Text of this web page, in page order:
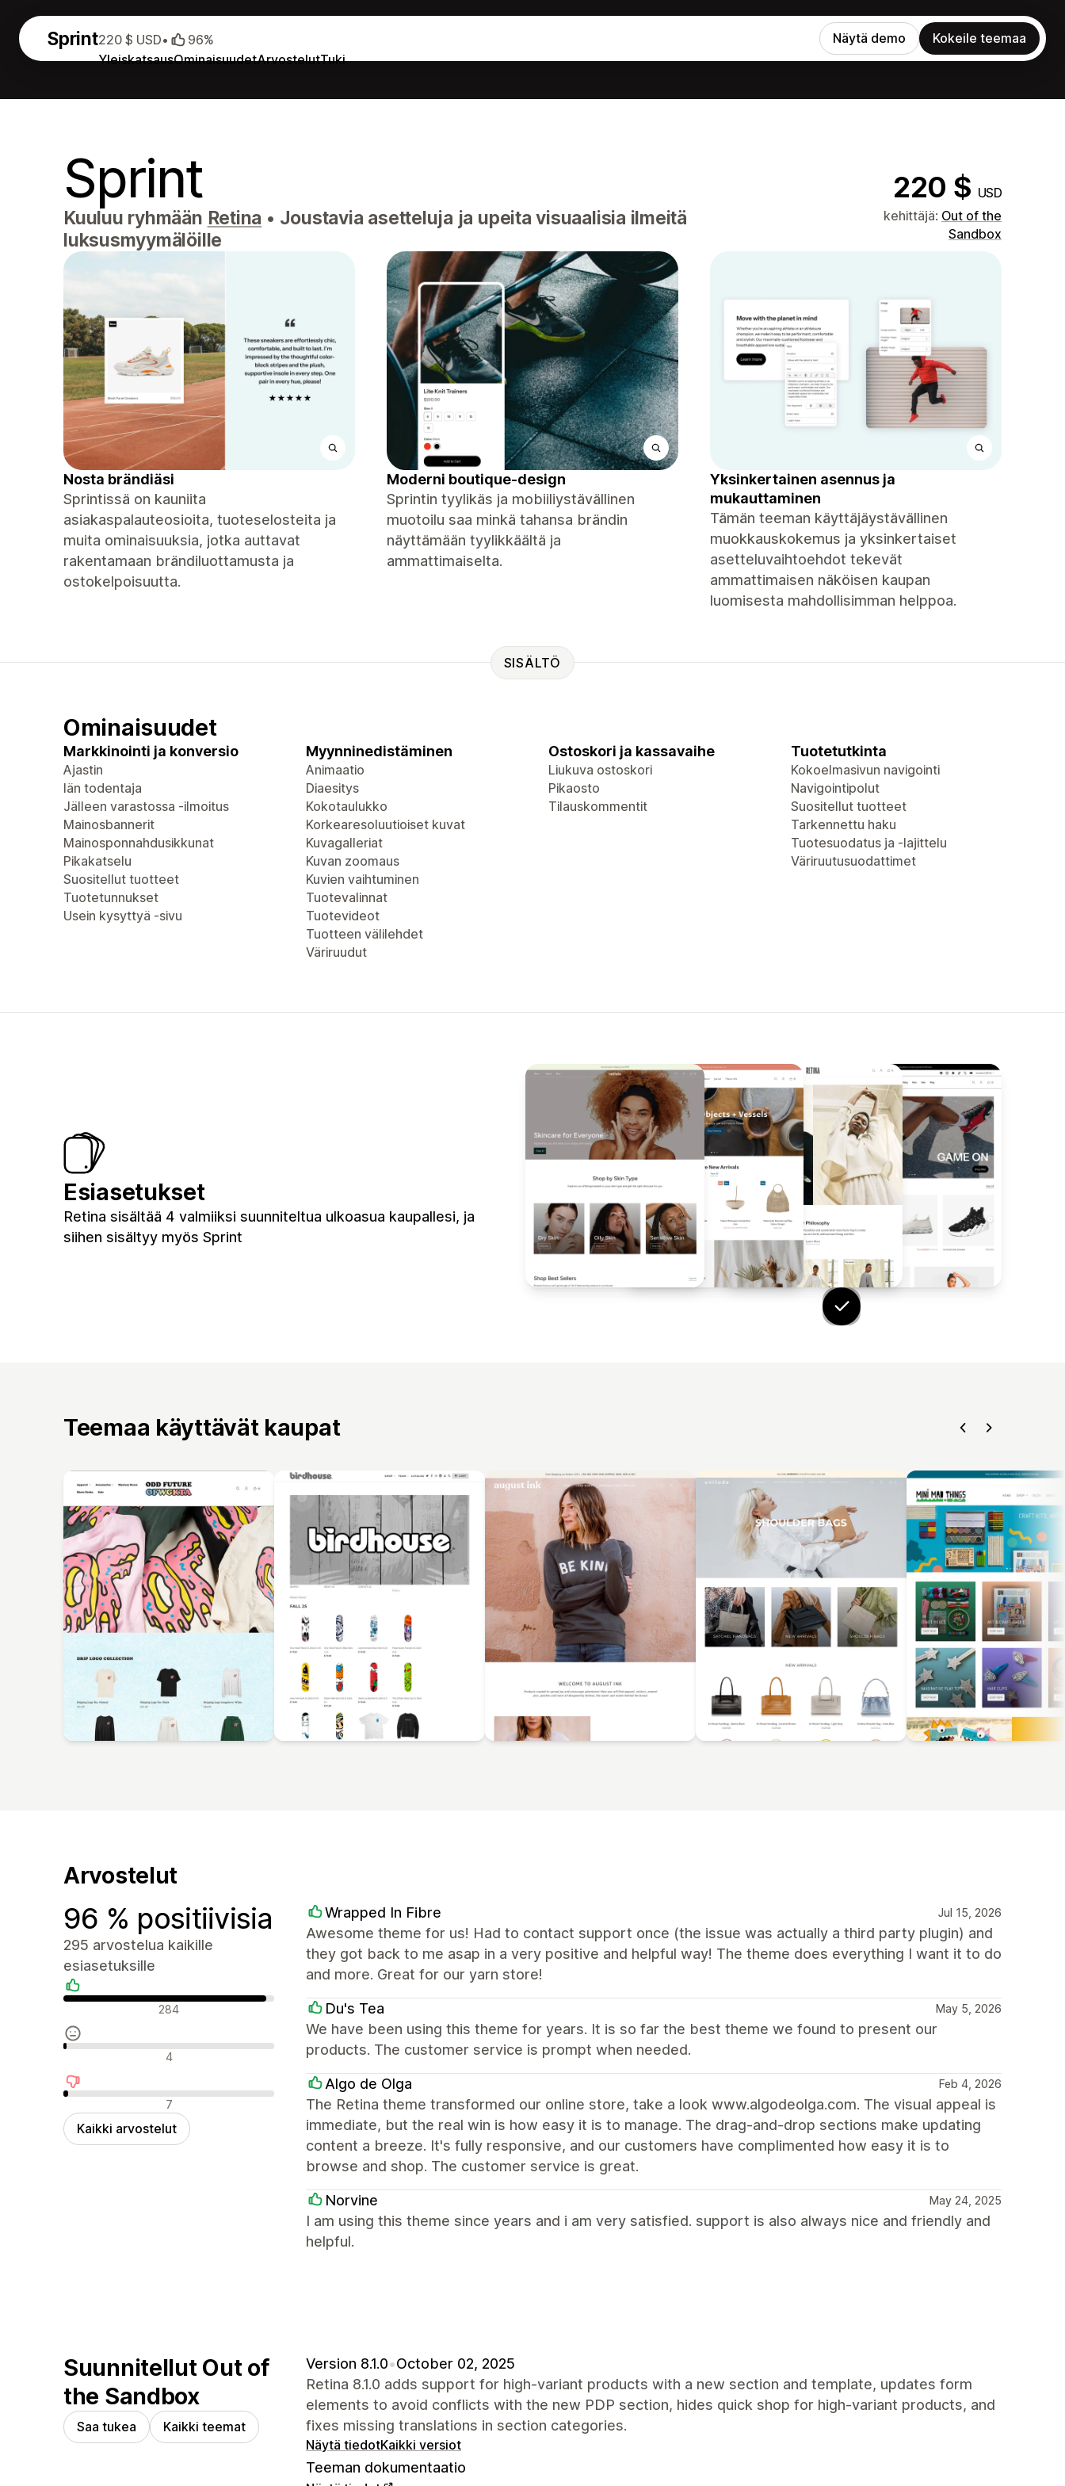
Sprint
YleiskatsausOminaisuudetArvostelutTuki
220 $ USD• 96% Näytä demo Kokeile teemaa
Sprint 220 $ USD
Kuuluu ryhmään Retina • Joustavia asetteluja ja upeita visuaalisia ilmeitä
luksusmyymälöille
kehittäjä: Out of the
Sandbox
Nosta brändiäsi
Sprintissä on kauniita
asiakaspalauteosioita, tuoteselosteita ja
muita ominaisuuksia, jotka auttavat
rakentamaan brändiluottamusta ja
ostokelpoisuutta.
Moderni boutique-design
Sprintin tyylikäs ja mobiiliystävällinen
muotoilu saa minkä tahansa brändin
näyttämään tyylikkäältä ja
ammattimaiselta.
Yksinkertainen asennus ja
mukauttaminen
Tämän teeman käyttäjäystävällinen
muokkauskokemus ja yksinkertaiset
asetteluvaihtoehdot tekevät
ammattimaisen näköisen kaupan
luomisesta mahdollisimman helppoa.
SISÄLTÖ
Ominaisuudet
Markkinointi ja konversio
Ajastin
Iän todentaja
Jälleen varastossa -ilmoitus
Mainosbannerit
Mainosponnahdusikkunat
Pikakatselu
Suositellut tuotteet
Tuotetunnukset
Usein kysyttyä -sivu
Myynninedistäminen
Animaatio
Diaesitys
Kokotaulukko
Korkearesoluutioiset kuvat
Kuvagalleriat
Kuvan zoomaus
Kuvien vaihtuminen
Tuotevalinnat
Tuotevideot
Tuotteen välilehdet
Väriruudut
Ostoskori ja kassavaihe
Liukuva ostoskori
Pikaosto
Tilauskommentit
Tuotetutkinta
Kokoelmasivun navigointi
Navigointipolut
Suositellut tuotteet
Tarkennettu haku
Tuotesuodatus ja -lajittelu
Väriruutusuodattimet
Esiasetukset
Retina sisältää 4 valmiiksi suunniteltua ulkoasua kaupallesi, ja
siihen sisältyy myös Sprint
Teemaa käyttävät kaupat
Arvostelut
96 % positiivisia
295 arvostelua kaikille
esiasetuksille
Positiiviset arvostelut
284
Neutraalit arvostelut
4
Negatiiviset arvostelut
7
Kaikki arvostelut
Wrapped In Fibre Jul 15, 2026
Awesome theme for us! Had to contact support once (the issue was actually a third party plugin) and
they got back to me asap in a very positive and helpful way! The theme does everything I want it to do
and more. Great for our yarn store!
Du's Tea May 5, 2026
We have been using this theme for years. It is so far the best theme we found to present our
products. The customer service is prompt when needed.
Algo de Olga Feb 4, 2026
The Retina theme transformed our online store, take a look www.algodeolga.com. The visual appeal is
immediate, but the real win is how easy it is to manage. The drag-and-drop sections make updating
content a breeze. It's fully responsive, and our customers have complimented how easy it is to
browse and shop. The customer service is great.
Norvine May 24, 2025
I am using this theme since years and i am very satisfied. support is also always nice and friendly and
helpful.
Suunnitellut Out of
the Sandbox
Saa tukea Kaikki teemat
Version 8.1.0•October 02, 2025
Retina 8.1.0 adds support for high-variant products with a new section and template, updates form
elements to avoid conflicts with the new PDP section, hides quick shop for high-variant products, and
fixes missing translations in section categories.
Näytä tiedotKaikki versiot
Teeman dokumentaatio